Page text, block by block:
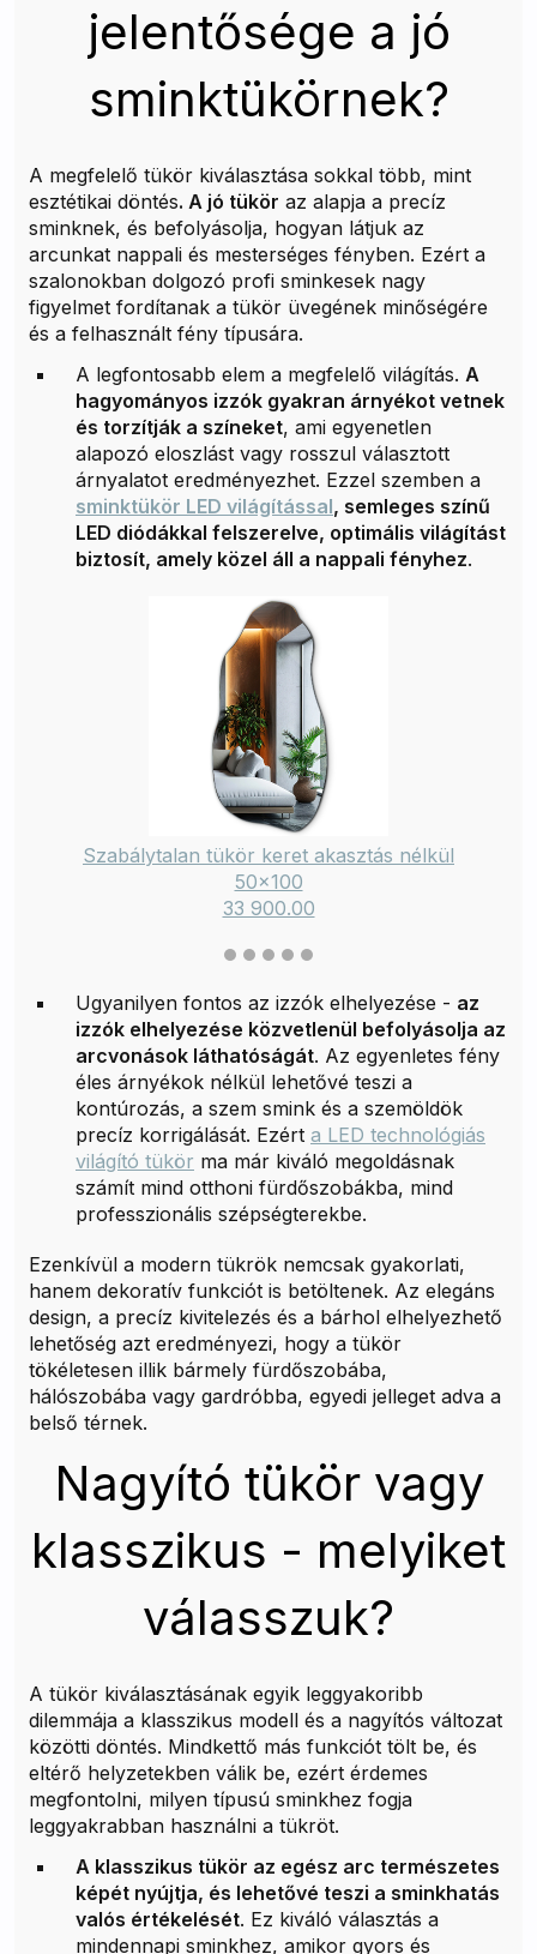
jelentősége a jó
sminktükörnek?
A megfelelő tükör kiválasztása sokkal több, mint
esztétikai döntés. A jó tükör az alapja a precíz
sminknek, és befolyásolja, hogyan látjuk az
arcunkat nappali és mesterséges fényben. Ezért a
szalonokban dolgozó profi sminkesek nagy
figyelmet fordítanak a tükör üvegének minőségére
és a felhasznált fény típusára.
A legfontosabb elem a megfelelő világítás. A
hagyományos izzók gyakran árnyékot vetnek
és torzítják a színeket, ami egyenetlen
alapozó eloszlást vagy rosszul választott
árnyalatot eredményezhet. Ezzel szemben a
sminktükör LED világítással, semleges színű
LED diódákkal felszerelve, optimális világítást
biztosít, amely közel áll a nappali fényhez.
Szabálytalan tükör keret akasztás nélkül
50x100
33 900.00
Ugyanilyen fontos az izzók elhelyezése - az
izzók elhelyezése közvetlenül befolyásolja az
arcvonások láthatóságát. Az egyenletes fény
éles árnyékok nélkül lehetővé teszi a
kontúrozás, a szem smink és a szemöldök
precíz korrigálását. Ezért a LED technológiás
világító tükör ma már kiváló megoldásnak
számít mind otthoni fürdőszobákba, mind
professzionális szépségterekbe.
Ezenkívül a modern tükrök nemcsak gyakorlati,
hanem dekoratív funkciót is betöltenek. Az elegáns
design, a precíz kivitelezés és a bárhol elhelyezhető
lehetőség azt eredményezi, hogy a tükör
tökéletesen illik bármely fürdőszobába,
hálószobába vagy gardróbba, egyedi jelleget adva a
belső térnek.
Nagyító tükör vagy
klasszikus - melyiket
válasszuk?
A tükör kiválasztásának egyik leggyakoribb
dilemmája a klasszikus modell és a nagyítós változat
közötti döntés. Mindkettő más funkciót tölt be, és
eltérő helyzetekben válik be, ezért érdemes
megfontolni, milyen típusú sminkhez fogja
leggyakrabban használni a tükröt.
A klasszikus tükör az egész arc természetes
képét nyújtja, és lehetővé teszi a sminkhatás
valós értékelését. Ez kiváló választás a
mindennapi sminkhez, amikor gyors és